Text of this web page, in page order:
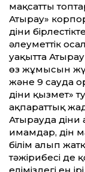
мақсат­ты
Атырау»
діни
әлеумет­тік осал
уақыт­та
өз жұмысын
және 9 сауда
діни қызмет»
ақпарат­тық
Атырауда діни
имамдар, дін
білім алып
тәжірибесі де